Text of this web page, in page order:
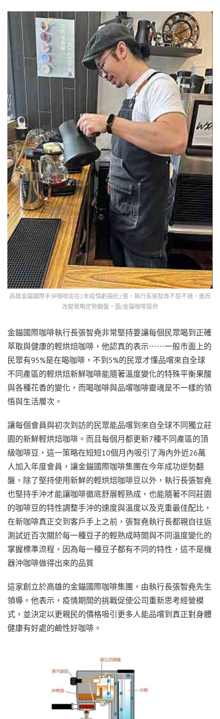
高雄金錨國際手沖咖啡店在2年疫情虧損近2億，執行長張智堯不屈不撓，進而
改變策略逆勢翻盤。圖/金錨咖啡提供
金錨國際咖啡執行長張智堯非常堅持要讓每個民眾喝到正確
萃取與健康的輕烘焙咖啡，他認真的表示⋯⋯一般市面上的
民眾有95%是在喝咖啡，不到5%的民眾才懂品嚐來自全球
不同產區的輕烘焙新鮮咖啡能隨著溫度變化的特殊平衡果酸
與各種花香的變化，而喝咖啡與品嚐咖啡靈魂是不一樣的領
悟與生活層次。
讓每個會員與初次到訪的民眾能品嚐到來自全球不同獨立莊
園的新鮮輕烘焙咖啡。而且每個月都更新7種不同產區的頂
級咖啡豆，這一策略在短短10個月內吸引了海內外近26萬
人加入年度會員，讓金錨國際咖啡集團在今年成功逆勢翻
盤，除了堅持使用新鮮的輕烘焙咖啡豆以外，執行長張智堯
也堅持手沖才能讓咖啡徹底舒展輕熟成，也能隨著不同莊園
的咖啡豆的特性調整手沖的速度與溫度以及克重最佳配比，
在新咖啡真正交到客戶手上之前，張智堯執行長都親自往返
測試近百次關於每一種豆子的輕熟成時間與不同溫度變化的
掌握標準流程，因為每一種豆子都有不同的特性，這不是機
器沖咖啡做得出來的品質
這家創立於高雄的金錨國際咖啡集團，由執行長張智堯先生
領導。他表示，疫情期間的挑戰促使公司重新思考經營模
式，並決定以更親民的價格吸引更多人能品嚐到真正對身體
健康有好處的鹼性好咖啡。